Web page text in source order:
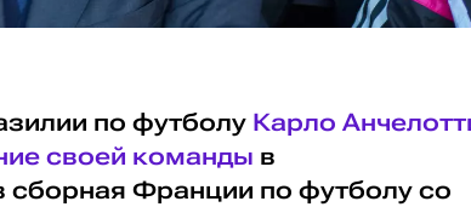
по футболу Карло
своей команды в
Франции по футболу со